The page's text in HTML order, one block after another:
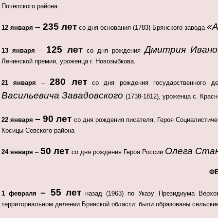
Почепского района
12 января – 235 лет со дня основания (1783) Брянского завода
13 января– 125 летсо дня рожденияДмитрия
Ленинской премии, уроженца г. Новозыбкова.
21 января –280 летсо дня рождения государственного
Васильевича Завадовского (1738-1812), уроженца с.
22 января– 90 лет со дня рождения писателя, Героя
Косицы Севского района
24 января – 50 лет со дня рождения Героя России Олега
1 февраля– 55 летназад (1963) по Указу Президиума
территориальном делении Брянской области: были образованы